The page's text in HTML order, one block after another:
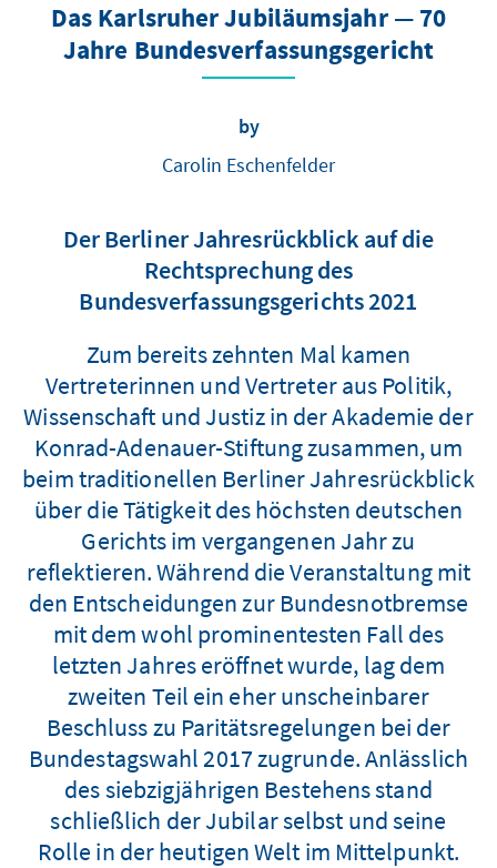
Das Karlsruher Jubiläumsjahr — 70
Jahre Bundesverfassungsgericht
by
Carolin Eschenfelder
Der Berliner Jahresrückblick auf die
Rechtsprechung des
Bundesverfassungsgerichts 2021
Zum bereits zehnten Mal kamen
Vertreterinnen und Vertreter aus Politik,
Wissenschaft und Justiz in der Akademie der
Konrad-Adenauer-Stiftung zusammen, um
beim traditionellen Berliner Jahresrückblick
über die Tätigkeit des höchsten deutschen
Gerichts im vergangenen Jahr zu
reflektieren. Während die Veranstaltung mit
den Entscheidungen zur Bundesnotbremse
mit dem wohl prominentesten Fall des
letzten Jahres eröffnet wurde, lag dem
zweiten Teil ein eher unscheinbarer
Beschluss zu Paritätsregelungen bei der
Bundestagswahl 2017 zugrunde. Anlässlich
des siebzigjährigen Bestehens stand
schließlich der Jubilar selbst und seine
Rolle in der heutigen Welt im Mittelpunkt.